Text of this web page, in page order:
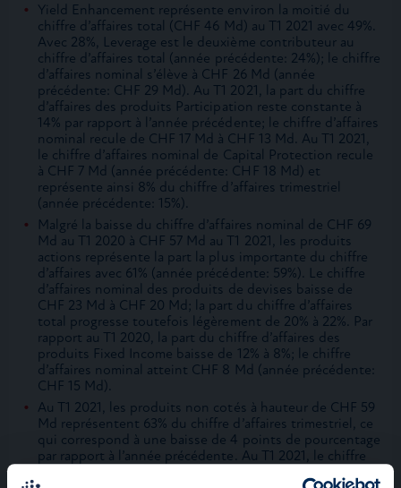
Yield Enhancement représente environ la moitié du
chiffre d’affaires total (CHF 46 Md) au T1 2021 avec 49%.
Avec 28%, Leverage est le deuxième contributeur au
chiffre d’affaires total (année précédente: 24%); le chiffre
d’affaires nominal s’élève à CHF 26 Md (année
précédente: CHF 29 Md). Au T1 2021, la part du chiffre
d’affaires des produits Participation reste constante à
14% par rapport à l’année précédente; le chiffre d’affaires
nominal recule de CHF 17 Md à CHF 13 Md. Au T1 2021,
le chiffre d’affaires nominal de Capital Protection recule
à CHF 7 Md (année précédente: CHF 18 Md) et
représente ainsi 8% du chiffre d’affaires trimestriel
(année précédente: 15%).
Malgré la baisse du chiffre d’affaires nominal de CHF 69
Md au T1 2020 à CHF 57 Md au T1 2021, les produits
actions représente la part la plus importante du chiffre
d’affaires avec 61% (année précédente: 59%). Le chiffre
d’affaires nominal des produits de devises baisse de
CHF 23 Md à CHF 20 Md; la part du chiffre d’affaires
total progresse toutefois légèrement de 20% à 22%. Par
rapport au T1 2020, la part du chiffre d’affaires des
produits Fixed Income baisse de 12% à 8%; le chiffre
d’affaires nominal atteint CHF 8 Md (année précédente:
CHF 15 Md).
Au T1 2021, les produits non cotés à hauteur de CHF 59
Md représentent 63% du chiffre d’affaires trimestriel, ce
qui correspond à une baisse de 4 points de pourcentage
par rapport à l’année précédente. Au T1 2021, le chiffre